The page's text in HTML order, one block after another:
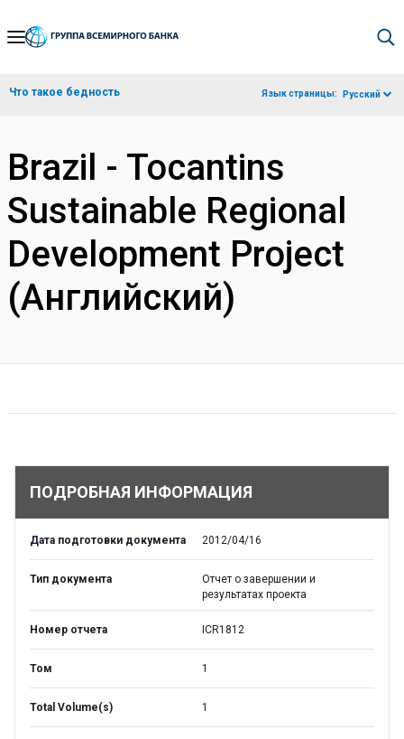
Skip
Navigation
Что такое бедность Язык страницы: Русский
Brazil - Tocantins
Sustainable Regional
Development Project
(Английский)
ПОДРОБНАЯ ИНФОРМАЦИЯ
Дата подготовки документа 2012/04/16
Тип документа
Отчет о завершении и
результатах проекта
Номер отчета ICR1812
Том 1
Total Volume(s) 1